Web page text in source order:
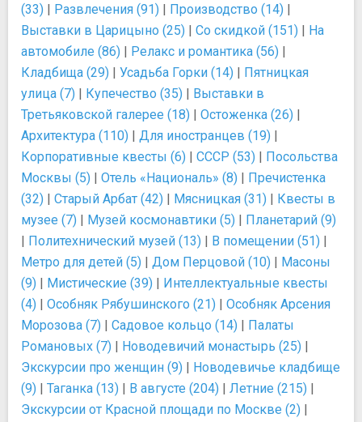
(33) | Развлечения (91) | Производство (14) |
Выставки в Царицыно (25) | Со скидкой (151) | На
автомобиле (86) | Релакс и романтика (56) |
Кладбища (29) | Усадьба Горки (14) | Пятницкая
улица (7) | Купечество (35) | Выставки в
Третьяковской галерее (18) | Остоженка (26) |
Архитектура (110) | Для иностранцев (19) |
Корпоративные квесты (6) | СССР (53) | Посольства
Москвы (5) | Отель «Националь» (8) | Пречистенка
(32) | Старый Арбат (42) | Мясницкая (31) | Квесты в
музее (7) | Музей космонавтики (5) | Планетарий (9)
| Политехнический музей (13) | В помещении (51) |
Метро для детей (5) | Дом Перцовой (10) | Масоны
(9) | Мистические (39) | Интеллектуальные квесты
(4) | Особняк Рябушинского (21) | Особняк Арсения
Морозова (7) | Садовое кольцо (14) | Палаты
Романовых (7) | Новодевичий монастырь (25) |
Экскурсии про женщин (9) | Новодевичье кладбище
(9) | Таганка (13) | В августе (204) | Летние (215) |
Экскурсии от Красной площади по Москве (2) |